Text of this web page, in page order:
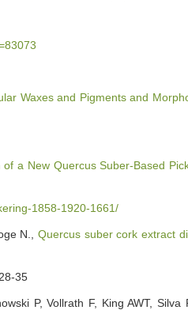
Waxes and Pigments and
a New Quercus Suber-Based
1858-1920-1661/
N.,Quercus suber cork extract
35
P, Vollrath F, King AWT, Silva